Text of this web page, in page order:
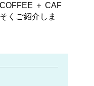
＋ CAF
くご紹介しま